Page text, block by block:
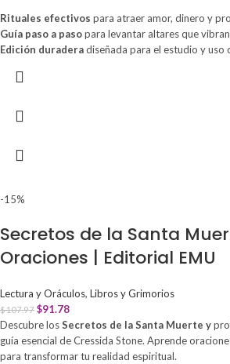
Rituales efectivos para atraer amor, dinero y
Guía paso a pasopara levantar altares que
Edición duraderadiseñada para el estudio y uso
-15%
Secretos de la Santa
Oraciones | Editorial EMU
Lectura y Oráculos, Libros y Grimorios
$107.97 $91.78
Descubre losSecretos de la Santa Muerte y
guía esencial de Cressida Stone. Aprende
para transformar tu realidad espiritual.